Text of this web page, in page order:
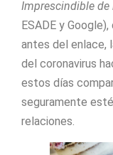
Imprescindible de
ESADE y
antes del enlace,
del coronavirus
estos días
seguramente
relaciones.